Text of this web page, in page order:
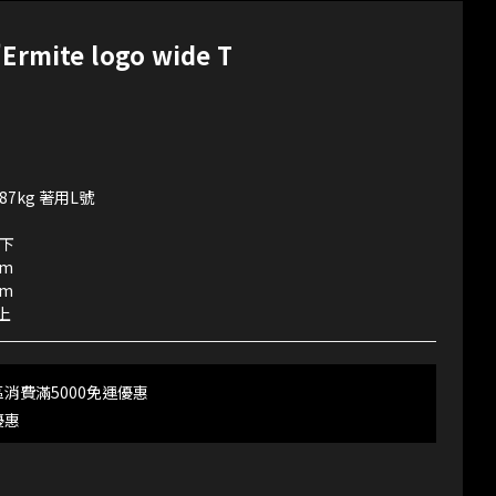
logo wide T
著用L號
費滿5000免運優惠